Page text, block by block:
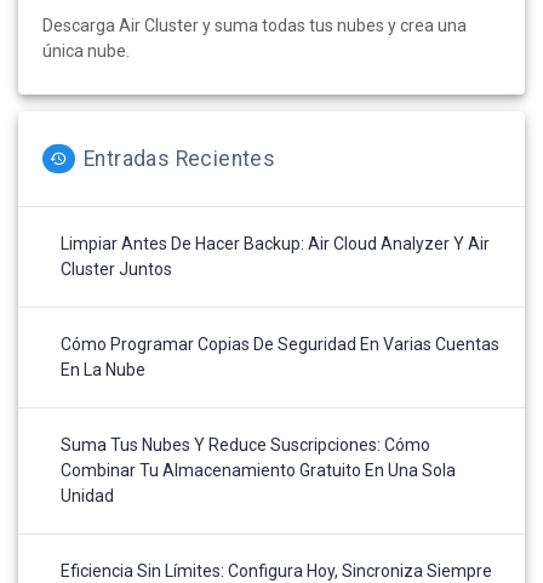
Descarga Air Cluster y suma todas tus nubes y crea una
única nube.
Entradas Recientes
Limpiar Antes De Hacer Backup: Air Cloud Analyzer Y Air
Cluster Juntos
Cómo Programar Copias De Seguridad En Varias Cuentas
En La Nube
Suma Tus Nubes Y Reduce Suscripciones: Cómo
Combinar Tu Almacenamiento Gratuito En Una Sola
Unidad
Eficiencia Sin Límites: Configura Hoy, Sincroniza Siempre